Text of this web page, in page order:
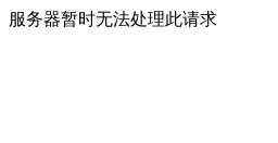
服务器暂时无法处理此请求